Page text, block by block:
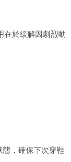
在於緩解因劇烈動
，確保下次穿鞋